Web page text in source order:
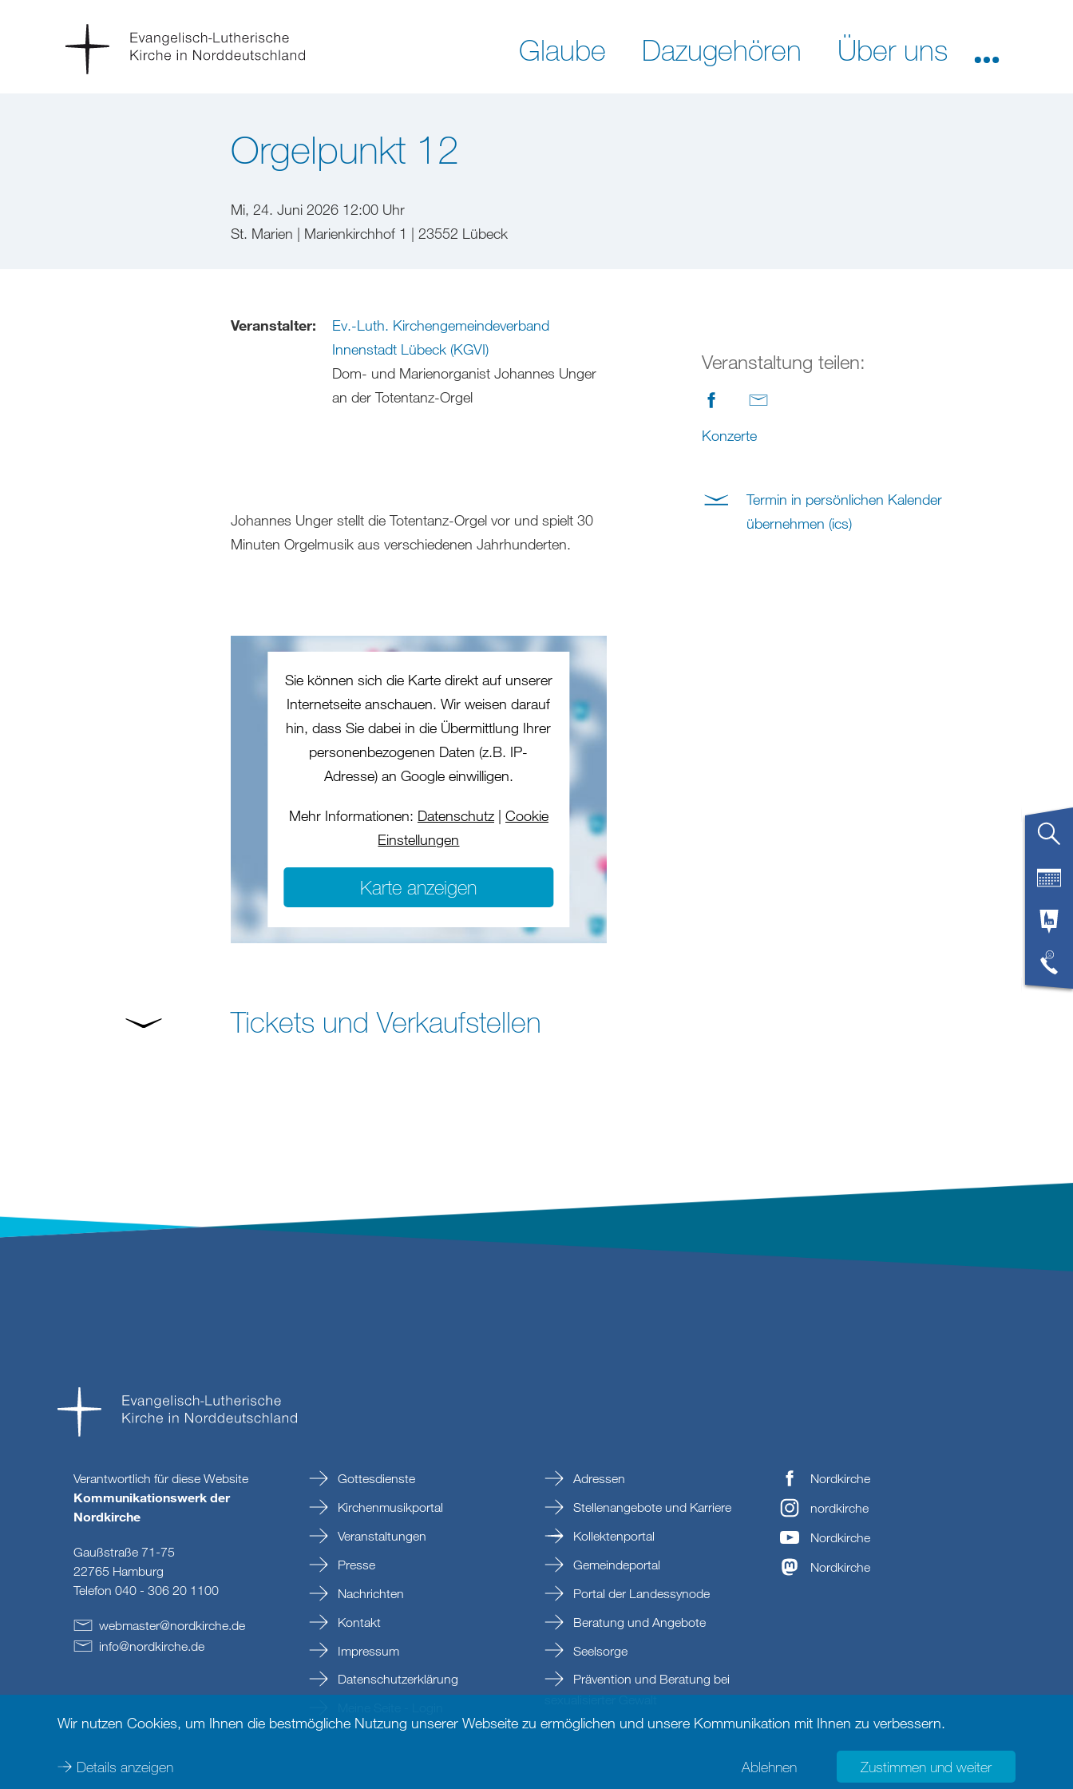
Glaube Dazugehören Über uns
Orgelpunkt 12
Mi, 24. Juni 2026 12:00 Uhr
St. Marien | Marienkirchhof 1 | 23552 Lübeck
Veranstalter:
Ev.-Luth. Kirchengemeindeverband
Innenstadt Lübeck (KGVI)
Dom- und Marienorganist Johannes Unger
an der Totentanz-Orgel
Johannes Unger stellt die Totentanz-Orgel vor und spielt 30
Minuten Orgelmusik aus verschiedenen Jahrhunderten.
Sie können sich die Karte direkt auf unserer
Internetseite anschauen. Wir weisen darauf
hin, dass Sie dabei in die Übermittlung Ihrer
personenbezogenen Daten (z.B. IP-
Adresse) an Google einwilligen.
Mehr Informationen: Datenschutz| Cookie
Einstellungen
Karte anzeigen
Veranstaltung teilen:
Konzerte
Termin in persönlichen Kalender
übernehmen (ics)
Tickets und Verkaufstellen
Verantwortlich für diese Website
Kommunikationswerk der
Nordkirche
Gaußstraße 71-75
22765 Hamburg
Telefon 040 - 306 20 1100
webmaster@nordkirche.de
info@nordkirche.de
Gottesdienste
Kirchenmusikportal
Veranstaltungen
Presse
Nachrichten
Kontakt
Impressum
Datenschutzerklärung
Adressen
Stellenangebote und Karriere
Kollektenportal
Gemeindeportal
Portal der Landessynode
Beratung und Angebote
Seelsorge
Prävention und Beratung bei
sexualisierter Gewalt
Nordkirche
nordkirche
Nordkirche
Nordkirche
Wir nutzen Cookies, um Ihnen die bestmögliche Nutzung unserer Webseite zu ermöglichen und unsere Kommunikation mit Ihnen zu verbessern.
Zustimmen und weiter
Details anzeigen Ablehnen